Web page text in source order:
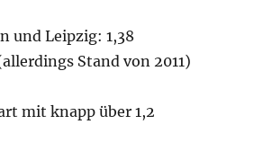
und Leipzig: 1,38
Stand von 2011)
mit knapp über 1,2